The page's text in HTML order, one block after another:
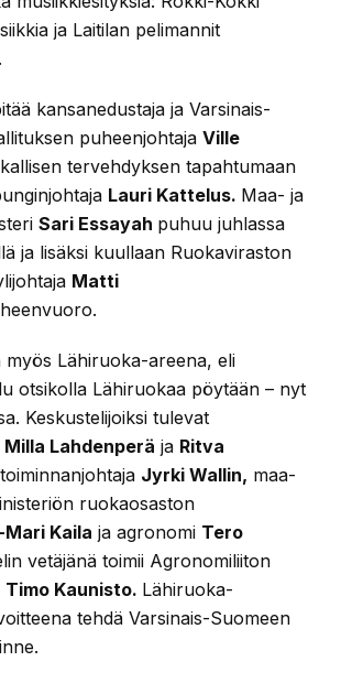
ja Laitilan pelimannit
kansanedustaja ja Varsinais-
puheenjohtaja Ville
tervehdyksen tapahtumaan
Lauri Kattelus. Maa- ja
Sari Essayah puhuu juhlassa
ja lisäksi kuullaan Ruokaviraston
Matti
myös Lähiruoka-areena, eli
otsikolla Lähiruokaa pöytään – nyt
Keskustelijoiksi tulevat
Milla Lahdenperä ja Ritva
Jyrki Wallin, maa-
ruokaosaston
Kaila ja agronomi Tero
vetäjänä toimii Agronomiliiton
Timo Kaunisto. Lähiruoka-
tehdä Varsinais-Suomeen